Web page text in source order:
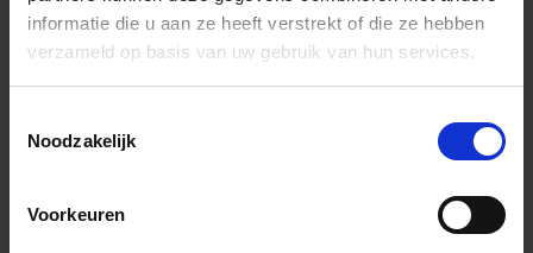
informatie die u aan ze heeft verstrekt of die ze hebben
verzameld op basis van uw gebruik van hun services.
Noodzakelijk
Voorkeuren
Bewegingsvoegprofiel